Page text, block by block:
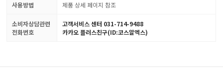
사용방법 제품 상세 페이지 참조
소비자상담관련
전화번호
고객서비스 센터 031-714-9488
카카오 플러스친구(ID:코스알엑스)